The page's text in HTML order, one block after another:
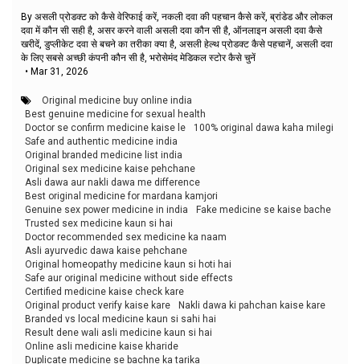
By असली प्रोडक्ट को कैसे वेरिफाई करें, नकली दवा की पहचान कैसे करें, ब्रांडेड और लोकल
दवा में कौन सी सही है, असर करने वाली असली दवा कौन सी है, ऑनलाइन असली दवा कैसे
खरीदें, डुप्लीकेट दवा से बचने का तरीका क्या है, असली हेल्थ प्रोडक्ट कैसे पहचानें, असली दवा
के लिए सबसे अच्छी कंपनी कौन सी है, भरोसेमंद मेडिकल स्टोर कैसे चुनें
• Mar 31, 2026
Original medicine buy online india
Best genuine medicine for sexual health
Doctor se confirm medicine kaise le
100% original dawa kaha milegi
Safe and authentic medicine india
Original branded medicine list india
Original sex medicine kaise pehchane
Asli dawa aur nakli dawa me difference
Best original medicine for mardana kamjori
Genuine sex power medicine in india
Fake medicine se kaise bache
Trusted sex medicine kaun si hai
Doctor recommended sex medicine ka naam
Asli ayurvedic dawa kaise pehchane
Original homeopathy medicine kaun si hoti hai
Safe aur original medicine without side effects
Certified medicine kaise check kare
Original product verify kaise kare
Nakli dawa ki pahchan kaise kare
Branded vs local medicine kaun si sahi hai
Result dene wali asli medicine kaun si hai
Online asli medicine kaise kharide
Duplicate medicine se bachne ka tarika